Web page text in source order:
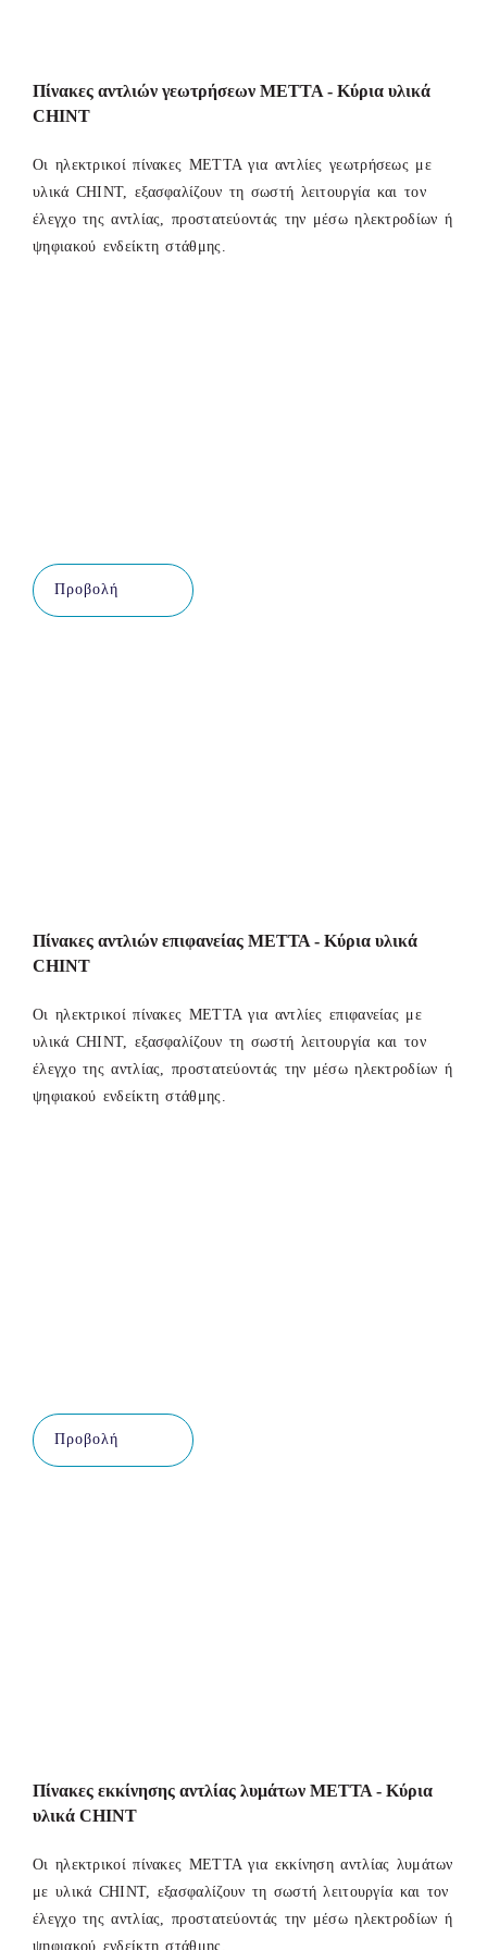
Πίνακες αντλιών γεωτρήσεων METTA - Κύρια υλικά
CHINT
Οι ηλεκτρικοί πίνακες ΜΕΤΤΑ για αντλίες γεωτρήσεως με
υλικά CHINT, εξασφαλίζουν τη σωστή λειτουργία και τον
έλεγχο της αντλίας, προστατεύοντάς την μέσω ηλεκτροδίων ή
ψηφιακού ενδείκτη στάθμης.
Προβολή
Πίνακες αντλιών επιφανείας ΜΕΤΤΑ - Κύρια υλικά
CHINT
Οι ηλεκτρικοί πίνακες ΜΕΤΤΑ για αντλίες επιφανείας με
υλικά CHINT, εξασφαλίζουν τη σωστή λειτουργία και τον
έλεγχο της αντλίας, προστατεύοντάς την μέσω ηλεκτροδίων ή
ψηφιακού ενδείκτη στάθμης.
Προβολή
Πίνακες εκκίνησης αντλίας λυμάτων ΜΕΤΤΑ - Κύρια
υλικά CHINT
Οι ηλεκτρικοί πίνακες ΜΕΤΤΑ για εκκίνηση αντλίας λυμάτων
με υλικά CHINT, εξασφαλίζουν τη σωστή λειτουργία και τον
έλεγχο της αντλίας, προστατεύοντάς την μέσω ηλεκτροδίων ή
ψηφιακού ενδείκτη στάθμης.